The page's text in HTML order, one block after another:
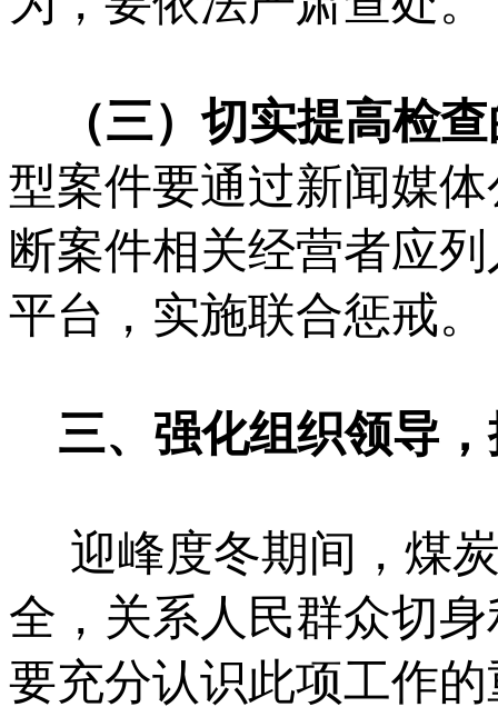
（三）切实提高检
型案件要通过新闻媒
断案件相关经营者应
平台，实施联合惩戒。
三、强化组织领导
迎峰度冬期间，煤
全，关系人民群众切
要充分认识此项工作